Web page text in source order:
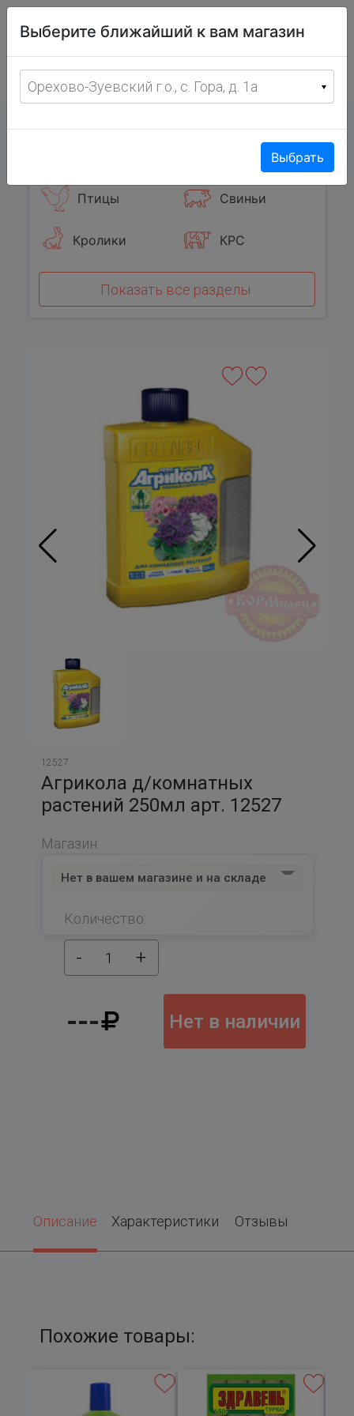
фермерских
товаров
с 8:00 до 19:00 ежедневно
Птицы Свиньи
Кролики КРС
Показать все разделы
12527
Агрикола д/комнатных
растений 250мл арт. 12527
Магазин:
Нет в вашем магазине и на складе
Количество:
- 1 +
--- Нет в наличии
Описание Характеристики Отзывы
Похожие товары:
Выберите ближайший к вам магазин
Орехово-Зуевский г.о., с. Гора, д. 1а
Выбрать